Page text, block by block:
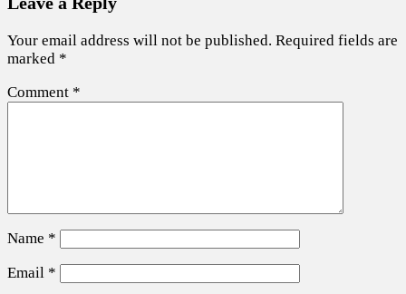
Your email address will not be published. Required fields are
marked *
Comment *
Name *
Email *